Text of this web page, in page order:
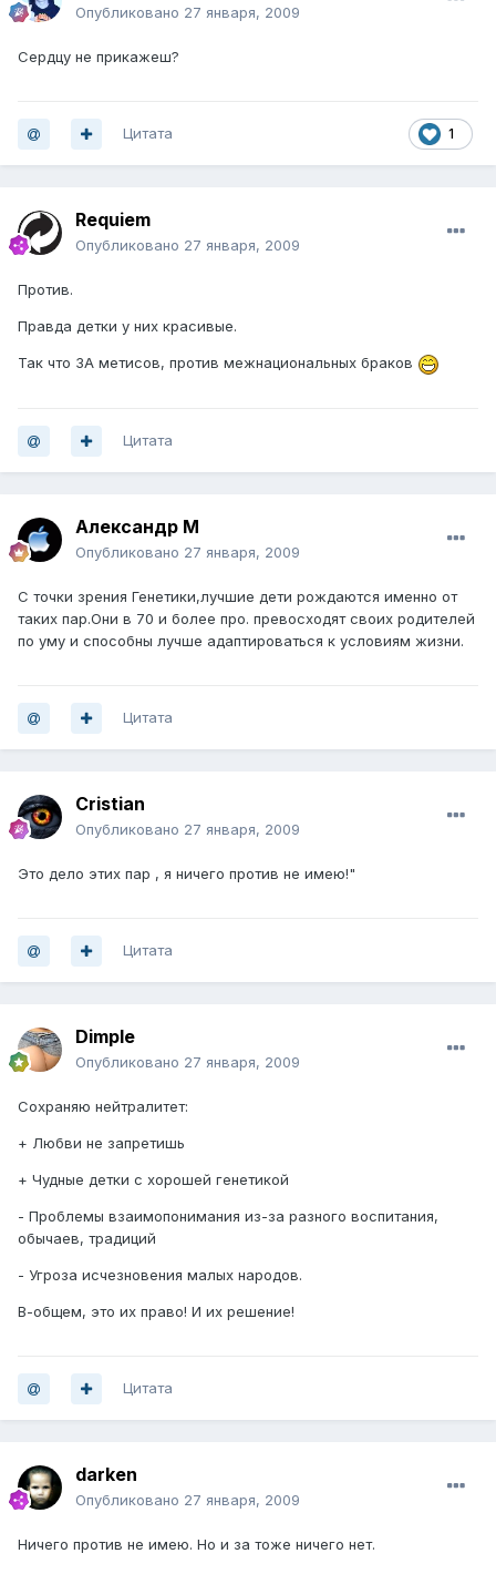
Опубликовано 27 января, 2009
Сердцу не прикажеш?
1
Цитата
Requiem
Опубликовано 27 января, 2009
Против.
Правда детки у них красивые.
Так что ЗА метисов, против межнациональных браков
Цитата
Александр М
Опубликовано 27 января, 2009
С точки зрения Генетики,лучшие дети рождаются именно от
таких пар.Они в 70 и более про. превосходят своих родителей
по уму и способны лучше адаптироваться к условиям жизни.
Цитата
Cristian
Опубликовано 27 января, 2009
Это дело этих пар , я ничего против не имею!"
Цитата
Dimple
Опубликовано 27 января, 2009
Сохраняю нейтралитет:
+ Любви не запретишь
+ Чудные детки с хорошей генетикой
- Проблемы взаимопонимания из-за разного воспитания,
обычаев, традиций
- Угроза исчезновения малых народов.
В-общем, это их право! И их решение!
Цитата
darken
Опубликовано 27 января, 2009
Ничего против не имею. Но и за тоже ничего нет.